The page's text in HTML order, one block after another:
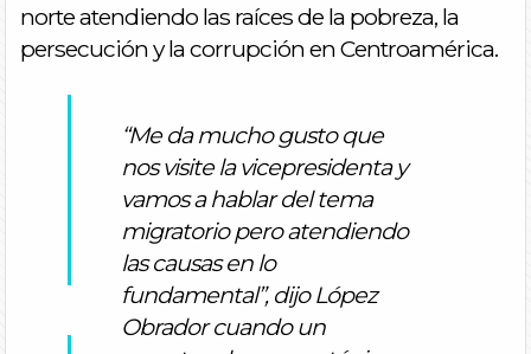
norte atendiendo las raíces de la pobreza, la
persecución y la corrupción en Centroamérica.
“Me da mucho gusto que
nos visite la vicepresidenta y
vamos a hablar del tema
migratorio pero atendiendo
las causas en lo
fundamental”, dijo López
Obrador cuando un